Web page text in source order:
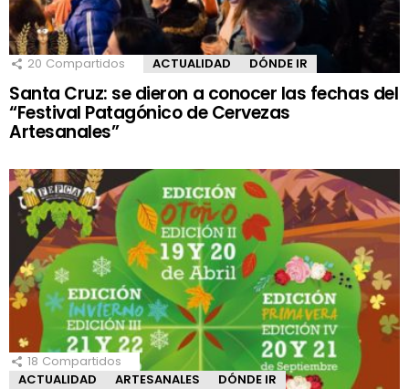
20 Compartidos ACTUALIDAD DÓNDE IR
Santa Cruz: se dieron a conocer las fechas del
“Festival Patagónico de Cervezas
Artesanales”
18 Compartidos
ACTUALIDAD
ARTESANALES DÓNDE IR